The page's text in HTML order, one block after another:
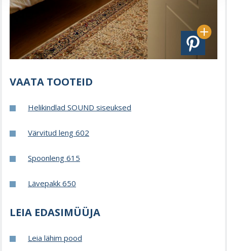
VAATA TOOTEID
Helikindlad SOUND siseuksed
Värvitud leng 602
Spoonleng 615
Lävepakk 650
LEIA EDASIMÜÜJA
Leia lähim pood